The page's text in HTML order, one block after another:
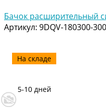
Бачок расширительный
Артикул: 9DQV-180300-
На складе
5-10 дней